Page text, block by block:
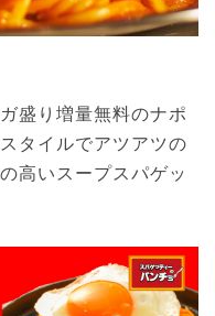
盛り増量無料のナポ
タイルでアツアツの
高いスープスパゲッ